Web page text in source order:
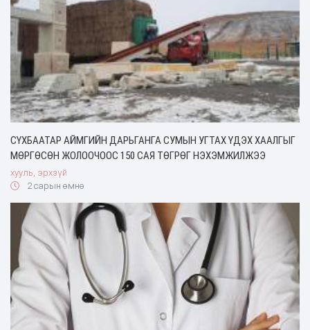
СҮХБААТАР АЙМГИЙН ДАРЬГАНГА СУМЫН УГТАХ ҮДЭХ ХААЛГЫГ
МӨРГӨСӨН ЖОЛООЧООС 150 САЯ ТӨГРӨГ НЭХЭМЖИЛЖЭЭ
хууль, эрхзүй
2 сарын өмнө